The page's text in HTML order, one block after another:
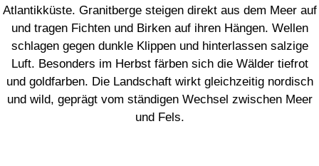
Atlantikküste. Granitberge steigen direkt aus dem Meer auf
und tragen Fichten und Birken auf ihren Hängen. Wellen
schlagen gegen dunkle Klippen und hinterlassen salzige
Luft. Besonders im Herbst färben sich die Wälder tiefrot
und goldfarben. Die Landschaft wirkt gleichzeitig nordisch
und wild, geprägt vom ständigen Wechsel zwischen Meer
und Fels.